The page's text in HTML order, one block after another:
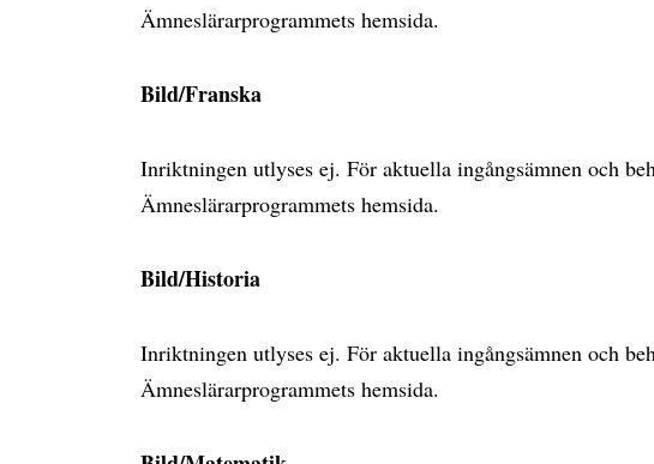
Ämneslärarprogrammets hemsida.
Bild/Franska
Inriktningen utlyses ej. För aktuella ingångsämnen och
Ämneslärarprogrammets hemsida.
Bild/Historia
Inriktningen utlyses ej. För aktuella ingångsämnen och
Ämneslärarprogrammets hemsida.